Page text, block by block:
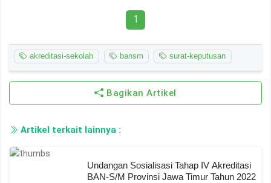
1
akreditasi-sekolah bansm surat-keputusan
Bagikan Artikel
Artikel terkait lainnya :
Undangan Sosialisasi Tahap IV Akreditasi
BAN-S/M Provinsi Jawa Timur Tahun 2022